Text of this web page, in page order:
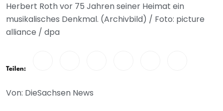
Herbert Roth vor 75 Jahren seiner Heimat ein
musikalisches Denkmal. (Archivbild) / Foto: picture
alliance / dpa
Teilen:
Von: DieSachsen News